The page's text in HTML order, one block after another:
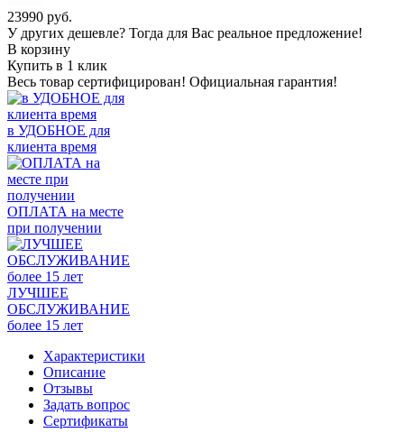
23990 руб.
У других дешевле? Тогда для Вас реальное предложение!
В корзину
Купить в 1 клик
Весь товар сертифицирован! Официальная гарантия!
в УДОБНОЕ для
клиента время
ОПЛАТА на месте
при получении
ЛУЧШЕЕ
ОБСЛУЖИВАНИЕ
более 15 лет
Характеристики
Описание
Отзывы
Задать вопрос
Сертификаты